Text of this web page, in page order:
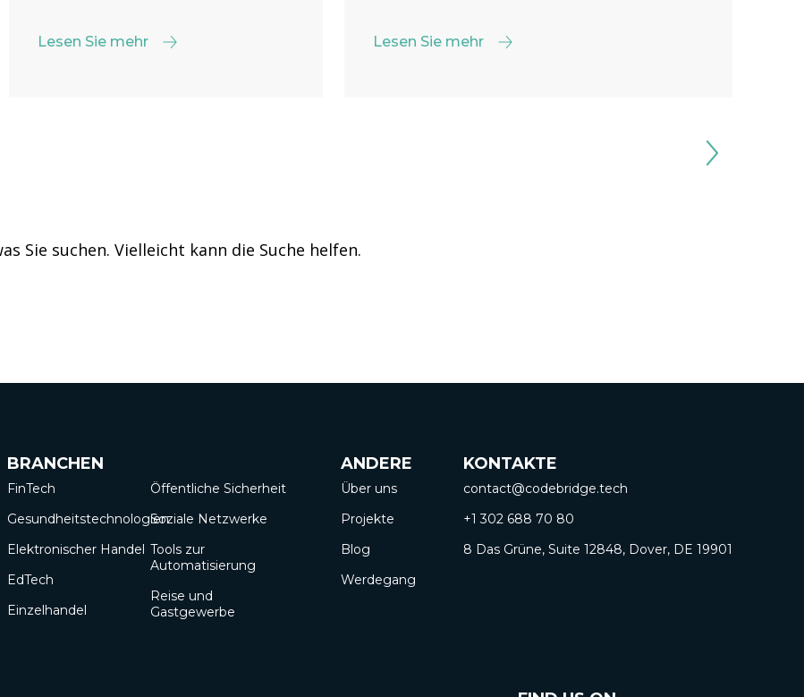
Lesen Sie mehr Lesen Sie mehr
Sie suchen. Vielleicht kann die Suche helfen.
BRANCHEN
FinTech
Gesundheitstechnologien
Elektronischer Handel
EdTech
Einzelhandel
Öffentliche Sicherheit
Soziale Netzwerke
Tools zur
Automatisierung
Reise und
Gastgewerbe
ANDERE
Über uns
Projekte
Blog
Werdegang
KONTAKTE
contact@codebridge.tech
+1 302 688 70 80
8 Das Grüne, Suite 12848, Dover, DE 19901